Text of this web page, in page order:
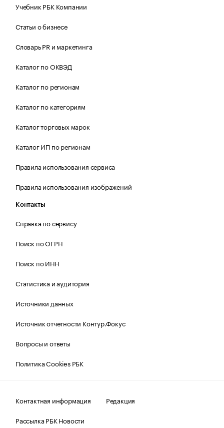
Учебник РБК Компании
Статьи о бизнесе
Словарь PR и маркетинга
Каталог по ОКВЭД
Каталог по регионам
Каталог по категориям
Каталог торговых марок
Каталог ИП по регионам
Правила использования сервиса
Правила использования изображений
Контакты
Справка по сервису
Поиск по ОГРН
Поиск по ИНН
Статистика и аудитория
Источники данных
Источник отчетности Контур.Фокус
Вопросы и ответы
Политика Cookies РБК
Контактная информация
Редакция
Рассылка РБК Новости